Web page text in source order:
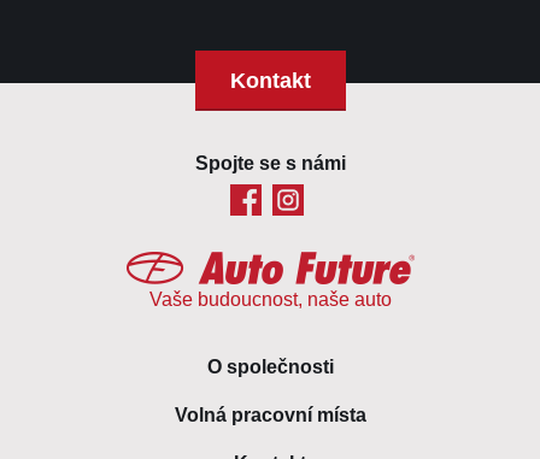
Kontakt
Spojte se s námi
Vaše budoucnost, naše auto
O společnosti
Volná pracovní místa